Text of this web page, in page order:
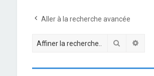
Aller à la recherche avancée
Rechercher